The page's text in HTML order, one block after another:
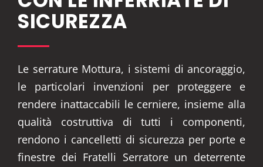
SICUREZZA
Le serrature Mottura, i sistemi di ancoraggio,
le particolari invenzioni per proteggere e
rendere inattaccabili le cerniere, insieme alla
qualità costruttiva di tutti i componenti,
rendono i cancelletti di sicurezza per porte e
finestre dei Fratelli Serratore un deterrente